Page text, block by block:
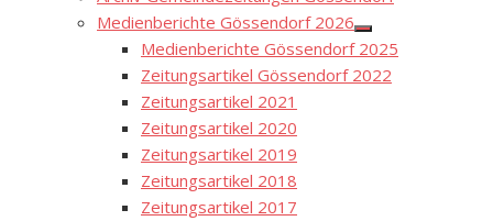
Medienberichte Gössendorf 2026
Show
sub
menu
Medienberichte Gössendorf 2025
Zeitungsartikel Gössendorf 2022
Zeitungsartikel 2021
Zeitungsartikel 2020
Zeitungsartikel 2019
Zeitungsartikel 2018
Zeitungsartikel 2017